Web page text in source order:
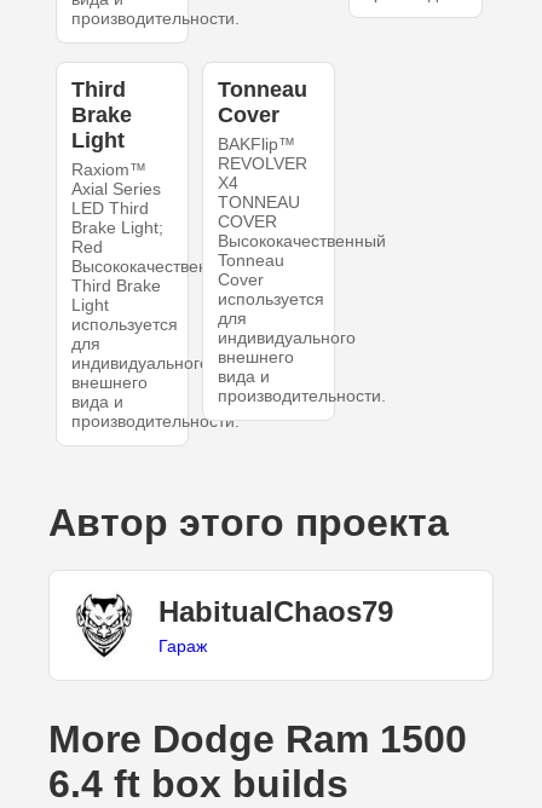
производительности.
Third
Brake
Light
Raxiom™
Axial Series
LED Third
Brake Light;
Red
Высококачественный
Third Brake
Light
используется
для
индивидуального
внешнего
вида и
производительности.
Tonneau
Cover
BAKFlip™
REVOLVER
X4
TONNEAU
COVER
Высококачественный
Tonneau
Cover
используется
для
индивидуального
внешнего
вида и
производительности.
Автор этого проекта
HabitualChaos79
Гараж
More Dodge Ram 1500
6.4 ft box builds